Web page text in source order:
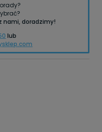
nami, doradzimy!
lub